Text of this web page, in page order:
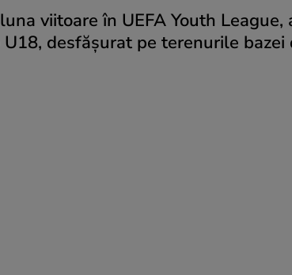
viitoare în UEFA Youth
desfăşurat pe terenurile bazei